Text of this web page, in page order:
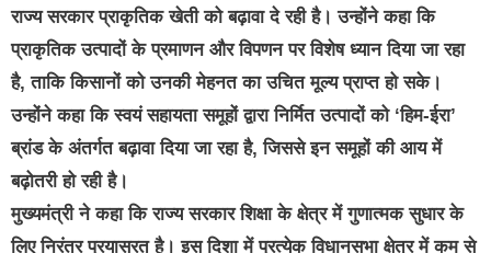
राज्य सरकार प्राकृतिक खेती को बढ़ावा दे रही है। उन्होंने कहा कि
प्राकृतिक उत्पादों के प्रमाणन और विपणन पर विशेष ध्यान दिया जा रहा
है, ताकि किसानों को उनकी मेहनत का उचित मूल्य प्राप्त हो सके।
उन्होंने कहा कि स्वयं सहायता समूहों द्वारा निर्मित उत्पादों को ‘हिम-ईरा’
ब्रांड के अंतर्गत बढ़ावा दिया जा रहा है, जिससे इन समूहों की आय में
बढ़ोतरी हो रही है।
मुख्यमंत्री ने कहा कि राज्य सरकार शिक्षा के क्षेत्र में गुणात्मक सुधार के
लिए निरंतर प्रयासरत है। इस दिशा में प्रत्येक विधानसभा क्षेत्र में कम से